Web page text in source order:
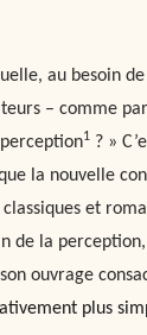
au besoin
– comme
1 ? »
la nouvelle
et
la
ouvrage
plus